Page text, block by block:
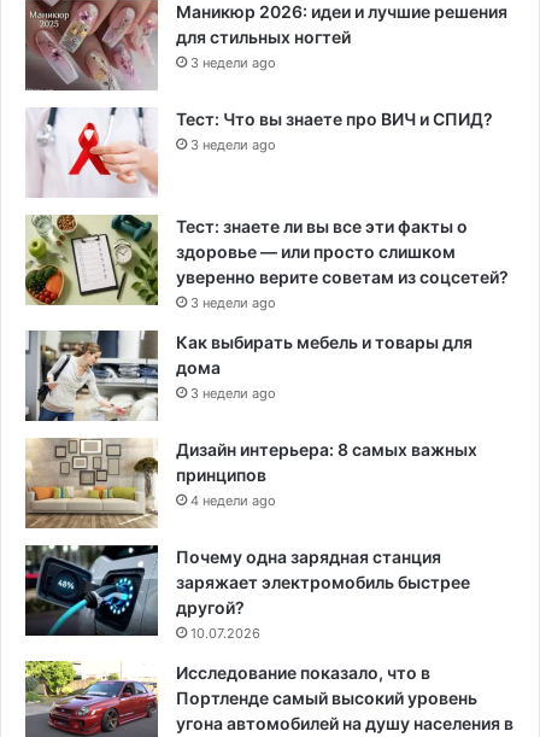
Маникюр 2026: идеи и лучшие решения
для стильных ногтей
3 недели ago
Тест: Что вы знаете про ВИЧ и СПИД?
3 недели ago
Тест: знаете ли вы все эти факты о
здоровье — или просто слишком
уверенно верите советам из соцсетей?
3 недели ago
Как выбирать мебель и товары для
дома
3 недели ago
Дизайн интерьера: 8 самых важных
принципов
4 недели ago
Почему одна зарядная станция
заряжает электромобиль быстрее
другой?
10.07.2026
Исследование показало, что в
Портленде самый высокий уровень
угона автомобилей на душу населения в